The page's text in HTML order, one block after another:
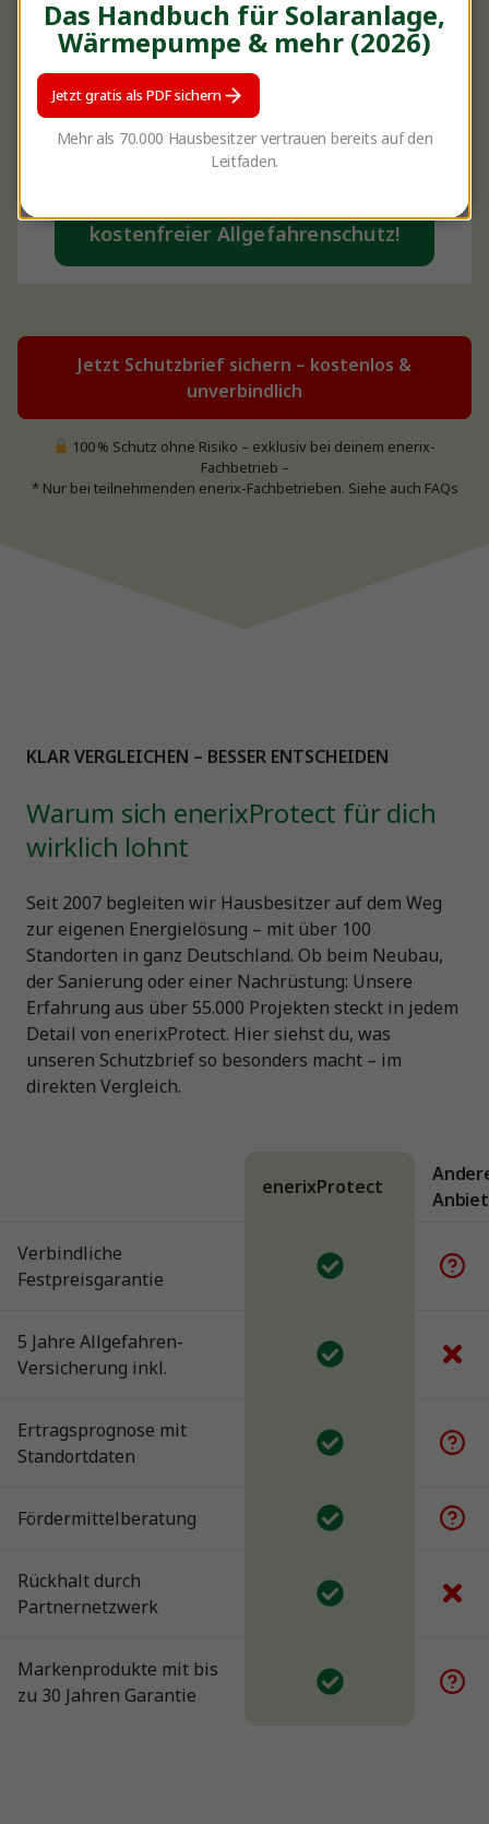
kostenfreier Allgefahrenschutz!
Jetzt Schutzbrief sichern – kostenlos &
unverbindlich
100 % Schutz ohne Risiko – exklusiv bei deinem enerix-
Fachbetrieb –
* Nur bei teilnehmenden enerix-Fachbetrieben. Siehe auch FAQs
KLAR VERGLEICHEN – BESSER ENTSCHEIDEN
Warum sich enerixProtect für dich
wirklich lohnt
Seit 2007 begleiten wir Hausbesitzer auf dem Weg
zur eigenen Energielösung – mit über 100
Standorten in ganz Deutschland. Ob beim Neubau,
der Sanierung oder einer Nachrüstung: Unsere
Erfahrung aus über 55.000 Projekten steckt in jedem
Detail von enerixProtect. Hier siehst du, was
unseren Schutzbrief so besonders macht – im
direkten Vergleich.
enerixProtect
Verbindliche
Festpreisgarantie
5 Jahre Allgefahren-
Versicherung inkl.
Ertragsprognose mit
Standortdaten
Fördermittelberatung
Rückhalt durch
Partnernetzwerk
Markenprodukte mit bis
zu 30 Jahren Garantie
Das Handbuch für Solaranlage,
Wärmepumpe & mehr (2026)
Jetzt gratis als PDF sichern
Mehr als 70.000 Hausbesitzer vertrauen bereits auf den
Leitfaden.